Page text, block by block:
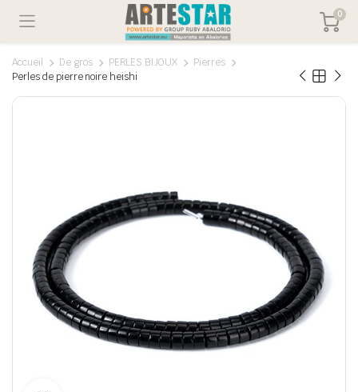
0
Accueil De gros PERLES BIJOUX
Pierres
Perles de pierre noire heishi